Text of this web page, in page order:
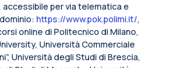
accessibile per via telematica e
https://www.pok.polimi.it/,
online di Politecnico di Milano,
Università Commerciale
Università degli Studi di Brescia,